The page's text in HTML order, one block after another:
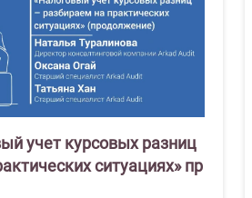
учет курсовых разниц
ситуациях» пр